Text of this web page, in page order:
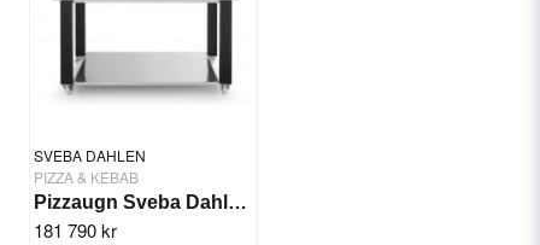
SVEBA DAHLEN
PIZZA & KEBAB
Pizzaugn Sveba Dahlen DC-23P, 2-däck
181 790 kr